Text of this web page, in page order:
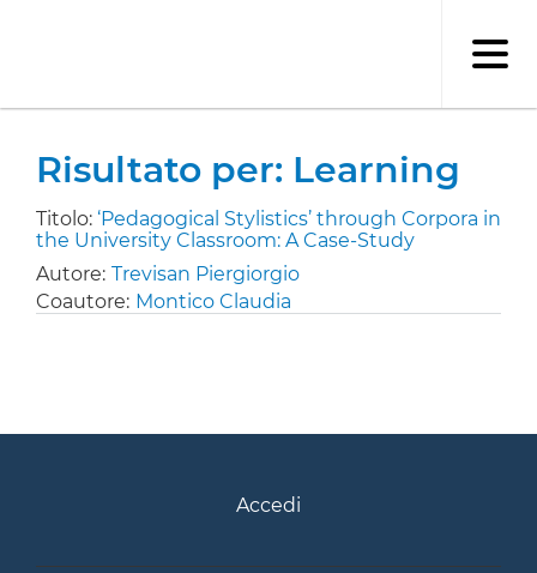
Risultato per: Learning
Titolo: ‘Pedagogical Stylistics’ through Corpora in
the University Classroom: A Case-Study
Autore: Trevisan Piergiorgio
Coautore: Montico Claudia
Accedi